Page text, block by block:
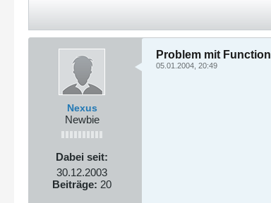
Nexus
Newbie
Dabei seit:
30.12.2003
Beiträge: 20
Problem mit Function
05.01.2004, 20:49